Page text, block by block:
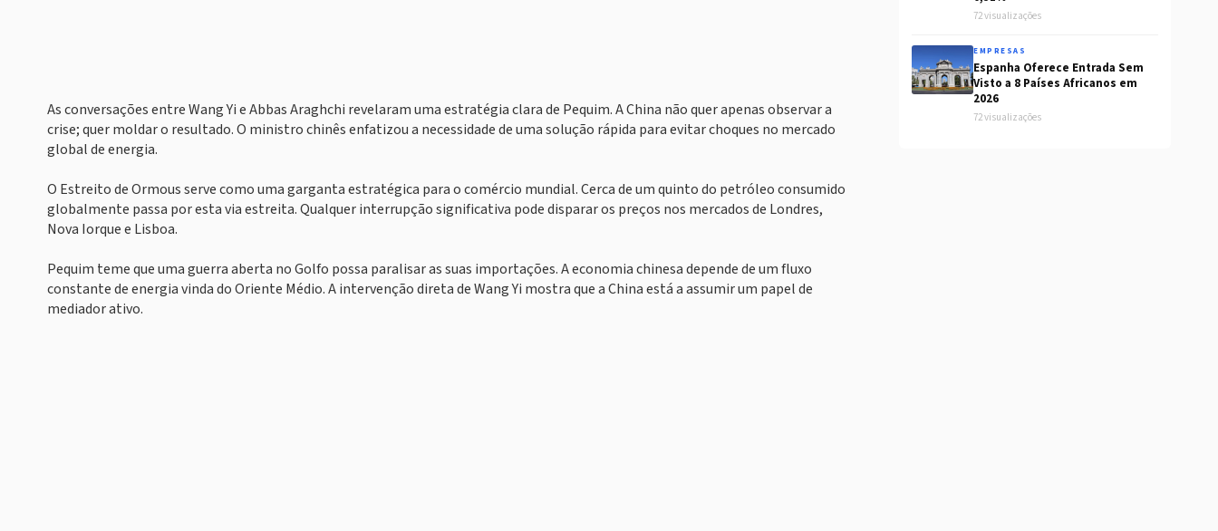
As conversações entre Wang Yi e Abbas Araghchi revelaram uma estratégia clara de Pequim. A China não quer apenas observar a
crise; quer moldar o resultado. O ministro chinês enfatizou a necessidade de uma solução rápida para evitar choques no mercado
global de energia.
O Estreito de Ormous serve como uma garganta estratégica para o comércio mundial. Cerca de um quinto do petróleo consumido
globalmente passa por esta via estreita. Qualquer interrupção significativa pode disparar os preços nos mercados de Londres,
Nova Iorque e Lisboa.
Pequim teme que uma guerra aberta no Golfo possa paralisar as suas importações. A economia chinesa depende de um fluxo
constante de energia vinda do Oriente Médio. A intervenção direta de Wang Yi mostra que a China está a assumir um papel de
mediador ativo.
72 visualizações
EMPRESAS
Espanha Oferece Entrada Sem
Visto a 8 Países Africanos em
2026
72 visualizações